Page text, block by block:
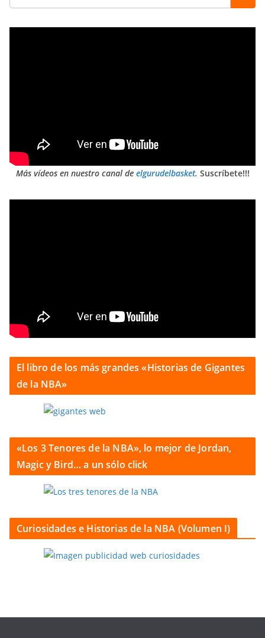
Más vídeos en nuestro canal de elgurudelbasket. Suscríbete!!!
El libro de los más grandes «Historias de Gigantes
de la NBA»
«Los 3 Tenores de la NBA», lo mejor de Jordan,
Magic y Bird… a un sólo click
Curiosidades e Historias de la NBA (Volumen I)